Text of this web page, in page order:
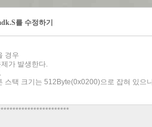
를 수정하기
경우
가 발생한다.
스택 크기는 512Byte(0x0200)으로 잡혀 있으니